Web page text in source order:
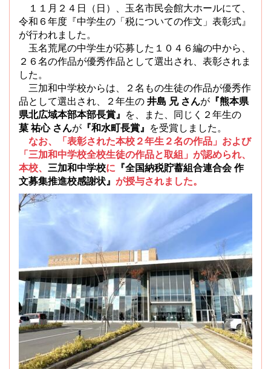
１１月２４日（日）、玉名市民会館大ホールにて、
令和６年度『中学生の「税についての作文」表彰式』
が行われました。
玉名荒尾の中学生が応募した１０４６編の中から、
２６名の作品が優秀作品として選出され、表彰されま
した。
三加和中学校からは、２名もの生徒の作品が優秀作
品として選出され、２年生の井島 兄 さんが 『熊本県
県北広域本部本部長賞』 を、また、同じく２年生の
菒 祐心 さんが 『和水町長賞』 を受賞しました。
なお、「表彰された本校２年生２名の作品」および
「三加和中学校全校生徒の作品と取組」が認められ、
本校、 三加和中学校に 『全国納税貯蓄組合連合会 作
文募集推進校感謝状』 が授与されました。